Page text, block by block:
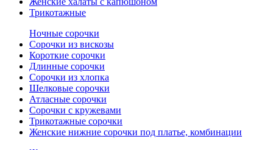
Трикотажные
Ночные сорочки
Сорочки из вискозы
Короткие сорочки
Длинные сорочки
Сорочки из хлопка
Шелковые сорочки
Атласные сорочки
Сорочки с кружевами
Трикотажные сорочки
Женские нижние сорочки под платье, комбинации